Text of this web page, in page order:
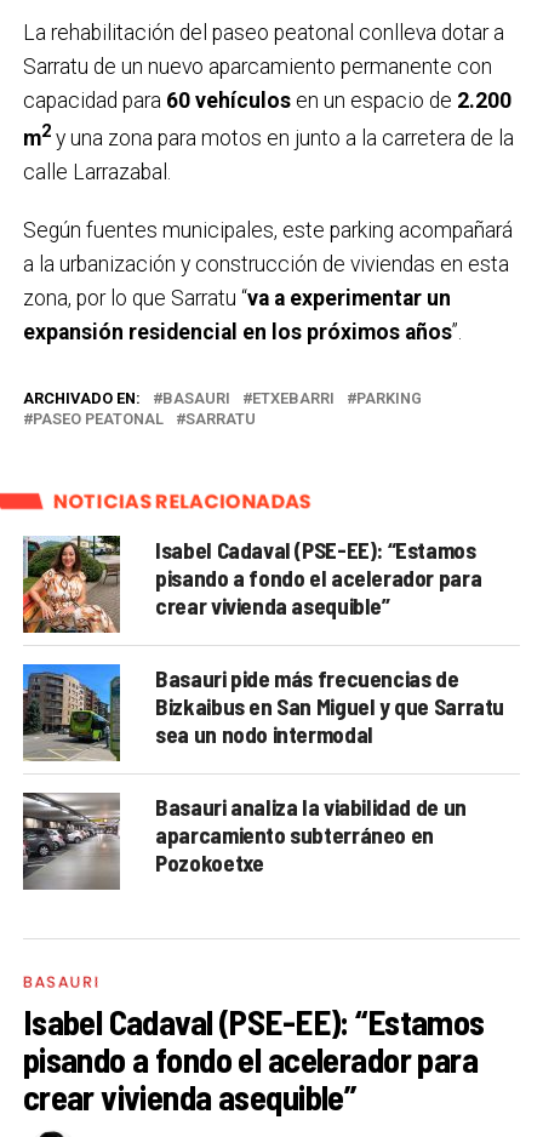
La rehabilitación del paseo peatonal conlleva dotar a
Sarratu de un nuevo aparcamiento permanente con
capacidad para 60 vehículosen un espacio de 2.200
m2y una zona para motos en junto a la carretera de la
calle Larrazabal.
Según fuentes municipales, este parking acompañará
a la urbanización y construcción de viviendas en esta
zona, por lo que Sarratu “va a experimentar un
expansión residencial en los próximos años”.
ARCHIVADO EN: BASAURI ETXEBARRI
PARKING
PASEO PEATONAL
SARRATU
NOTICIAS RELACIONADAS
Isabel Cadaval (PSE-EE): “Estamos
pisando a fondo el acelerador para
crear vivienda asequible”
Basauri pide más frecuencias de
Bizkaibus en San Miguel y que Sarratu
sea un nodo intermodal
Basauri analiza la viabilidad de un
aparcamiento subterráneo en
Pozokoetxe
BASAURI
Isabel Cadaval (PSE-EE): “Estamos
pisando a fondo el acelerador para
crear vivienda asequible”